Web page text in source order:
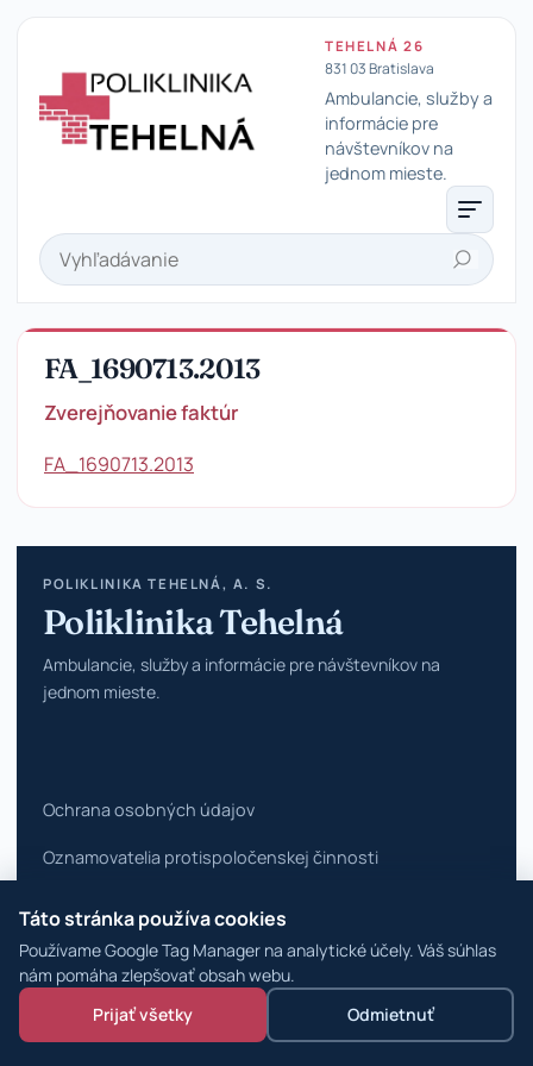
Táto stránka používa cookies
Používame Google Tag Manager na analytické účely. Váš súhlas
nám pomáha zlepšovať obsah webu.
Prijať všetky
Odmietnuť
TEHELNÁ 26
831 03 Bratislava
Ambulancie, služby a
informácie pre
návštevníkov na
jednom mieste.
Hľadať
FA_1690713.2013
Zverejňovanie faktúr
FA_1690713.2013
POLIKLINIKA TEHELNÁ, A. S.
Poliklinika Tehelná
Ambulancie, služby a informácie pre návštevníkov na
jednom mieste.
Ochrana osobných údajov
Oznamovatelia protispoločenskej činnosti
Vyhlásenie o prístupnosti
Zmeniť nastavenia cookies
© 2026 Poliklinika Tehelná · WordPress špecialisti